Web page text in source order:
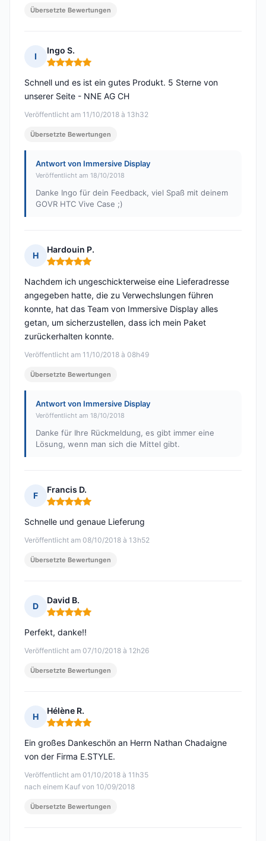
Übersetzte Bewertungen
I
Ingo S.
Hinweis: 5 von 5
Veröffentlicht am 11/10/2018 à 13h32
Schnell und es ist ein gutes Produkt. 5 Sterne von
unserer Seite - NNE AG CH
Übersetzte Bewertungen
Antwort von Immersive Display
Veröffentlicht am 18/10/2018
Danke Ingo für dein Feedback, viel Spaß mit deinem
GOVR HTC Vive Case ;)
H
Hardouin P.
Hinweis: 5 von 5
Veröffentlicht am 11/10/2018 à 08h49
Nachdem ich ungeschickterweise eine Lieferadresse
angegeben hatte, die zu Verwechslungen führen
konnte, hat das Team von Immersive Display alles
getan, um sicherzustellen, dass ich mein Paket
zurückerhalten konnte.
Übersetzte Bewertungen
Antwort von Immersive Display
Veröffentlicht am 18/10/2018
Danke für Ihre Rückmeldung, es gibt immer eine
Lösung, wenn man sich die Mittel gibt.
F
Francis D.
Hinweis: 5 von 5
Veröffentlicht am 08/10/2018 à 13h52
Schnelle und genaue Lieferung
Übersetzte Bewertungen
D
David B.
Hinweis: 5 von 5
Veröffentlicht am 07/10/2018 à 12h26
Perfekt, danke!!
Übersetzte Bewertungen
H
Hélène R.
Hinweis: 5 von 5
Veröffentlicht am 01/10/2018 à 11h35
nach einem Kauf von 10/09/2018
Ein großes Dankeschön an Herrn Nathan Chadaigne
von der Firma E.STYLE.
Übersetzte Bewertungen